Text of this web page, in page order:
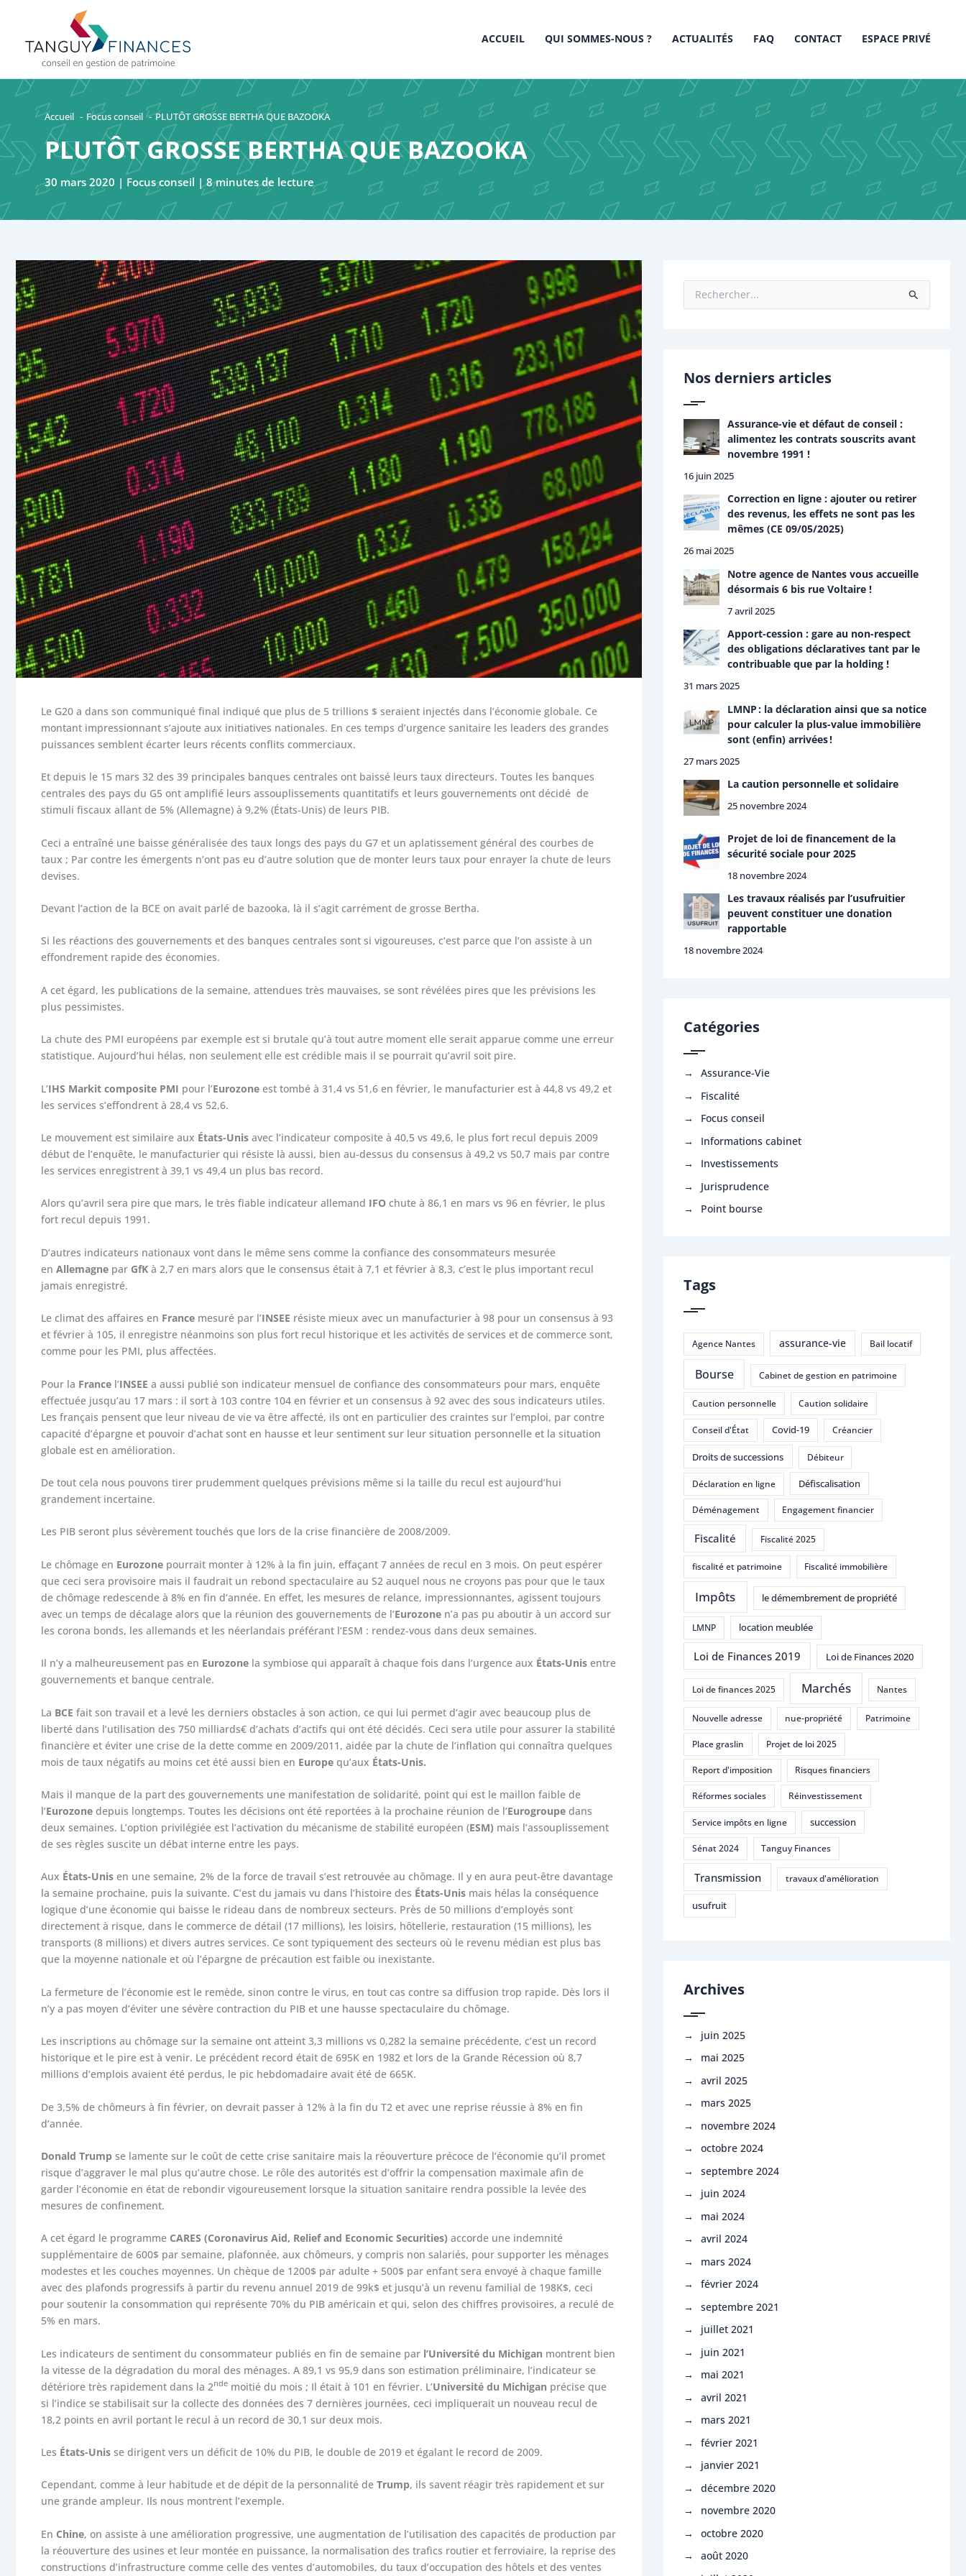
contenu
ACCUEIL QUI SOMMES-NOUS ? ACTUALITÉS FAQ CONTACT ESPACE PRIVÉ
Accueil Focus conseil PLUTÔT GROSSE BERTHA QUE BAZOOKA
PLUTÔT GROSSE BERTHA QUE BAZOOKA
30 mars 2020 | Focus conseil |8 minutes de lecture
Le G20 a dans son communiqué final indiqué que plus de 5 trillions $ seraient injectés dans l’économie globale. Ce
montant impressionnant s’ajoute aux initiatives nationales. En ces temps d’urgence sanitaire les leaders des grandes
puissances semblent écarter leurs récents conflits commerciaux.
Et depuis le 15 mars 32 des 39 principales banques centrales ont baissé leurs taux directeurs. Toutes les banques
centrales des pays du G5 ont amplifié leurs assouplissements quantitatifs et leurs gouvernements ont décidé de
stimuli fiscaux allant de 5% (Allemagne) à 9,2% (États-Unis) de leurs PIB.
Ceci a entraîné une baisse généralisée des taux longs des pays du G7 et un aplatissement général des courbes de
taux ; Par contre les émergents n’ont pas eu d’autre solution que de monter leurs taux pour enrayer la chute de leurs
devises.
Devant l’action de la BCE on avait parlé de bazooka, là il s’agit carrément de grosse Bertha.
Si les réactions des gouvernements et des banques centrales sont si vigoureuses, c’est parce que l’on assiste à un
effondrement rapide des économies.
A cet égard, les publications de la semaine, attendues très mauvaises, se sont révélées pires que les prévisions les
plus pessimistes.
La chute des PMI européens par exemple est si brutale qu’à tout autre moment elle serait apparue comme une erreur
statistique. Aujourd’hui hélas, non seulement elle est crédible mais il se pourrait qu’avril soit pire.
L’IHS Markit composite PMI pour l’Eurozone est tombé à 31,4 vs 51,6 en février, le manufacturier est à 44,8 vs 49,2 et
les services s’effondrent à 28,4 vs 52,6.
Le mouvement est similaire aux États-Unis avec l’indicateur composite à 40,5 vs 49,6, le plus fort recul depuis 2009
début de l’enquête, le manufacturier qui résiste là aussi, bien au-dessus du consensus à 49,2 vs 50,7 mais par contre
les services enregistrent à 39,1 vs 49,4 un plus bas record.
Alors qu’avril sera pire que mars, le très fiable indicateur allemand IFO chute à 86,1 en mars vs 96 en février, le plus
fort recul depuis 1991.
D’autres indicateurs nationaux vont dans le même sens comme la confiance des consommateurs mesurée
en Allemagne par GfK à 2,7 en mars alors que le consensus était à 7,1 et février à 8,3, c’est le plus important recul
jamais enregistré.
Le climat des affaires en France mesuré par l’INSEE résiste mieux avec un manufacturier à 98 pour un consensus à 93
et février à 105, il enregistre néanmoins son plus fort recul historique et les activités de services et de commerce sont,
comme pour les PMI, plus affectées.
Pour la France l’INSEE a aussi publié son indicateur mensuel de confiance des consommateurs pour mars, enquête
effectuée jusqu’au 17 mars : il sort à 103 contre 104 en février et un consensus à 92 avec des sous indicateurs utiles.
Les français pensent que leur niveau de vie va être affecté, ils ont en particulier des craintes sur l’emploi, par contre
capacité d’épargne et pouvoir d’achat sont en hausse et leur sentiment sur leur situation personnelle et la situation
globale est en amélioration.
De tout cela nous pouvons tirer prudemment quelques prévisions même si la taille du recul est aujourd’hui
grandement incertaine.
Les PIB seront plus sévèrement touchés que lors de la crise financière de 2008/2009.
Le chômage en Eurozone pourrait monter à 12% à la fin juin, effaçant 7 années de recul en 3 mois. On peut espérer
que ceci sera provisoire mais il faudrait un rebond spectaculaire au S2 auquel nous ne croyons pas pour que le taux
de chômage redescende à 8% en fin d’année. En effet, les mesures de relance, impressionnantes, agissent toujours
avec un temps de décalage alors que la réunion des gouvernements de l’Eurozone n’a pas pu aboutir à un accord sur
les corona bonds, les allemands et les néerlandais préférant l’ESM : rendez-vous dans deux semaines.
Il n’y a malheureusement pas en Eurozone la symbiose qui apparaît à chaque fois dans l’urgence aux États-Unis entre
gouvernements et banque centrale.
La BCE fait son travail et a levé les derniers obstacles à son action, ce qui lui permet d’agir avec beaucoup plus de
liberté dans l’utilisation des 750 milliards€ d’achats d’actifs qui ont été décidés. Ceci sera utile pour assurer la stabilité
financière et éviter une crise de la dette comme en 2009/2011, aidée par la chute de l’inflation qui connaîtra quelques
mois de taux négatifs au moins cet été aussi bien en Europe qu’aux États-Unis.
Mais il manque de la part des gouvernements une manifestation de solidarité, point qui est le maillon faible de
l’Eurozone depuis longtemps. Toutes les décisions ont été reportées à la prochaine réunion de l’Eurogroupe dans
deux semaines. L’option privilégiée est l’activation du mécanisme de stabilité européen (ESM) mais l’assouplissement
de ses règles suscite un débat interne entre les pays.
Aux États-Unis en une semaine, 2% de la force de travail s’est retrouvée au chômage. Il y en aura peut-être davantage
la semaine prochaine, puis la suivante. C’est du jamais vu dans l’histoire des États-Unis mais hélas la conséquence
logique d’une économie qui baisse le rideau dans de nombreux secteurs. Près de 50 millions d’employés sont
directement à risque, dans le commerce de détail (17 millions), les loisirs, hôtellerie, restauration (15 millions), les
transports (8 millions) et divers autres services. Ce sont typiquement des secteurs où le revenu médian est plus bas
que la moyenne nationale et où l’épargne de précaution est faible ou inexistante.
La fermeture de l’économie est le remède, sinon contre le virus, en tout cas contre sa diffusion trop rapide. Dès lors il
n’y a pas moyen d’éviter une sévère contraction du PIB et une hausse spectaculaire du chômage.
Les inscriptions au chômage sur la semaine ont atteint 3,3 millions vs 0,282 la semaine précédente, c’est un record
historique et le pire est à venir. Le précédent record était de 695K en 1982 et lors de la Grande Récession où 8,7
millions d’emplois avaient été perdus, le pic hebdomadaire avait été de 665K.
De 3,5% de chômeurs à fin février, on devrait passer à 12% à la fin du T2 et avec une reprise réussie à 8% en fin
d’année.
Donald Trump se lamente sur le coût de cette crise sanitaire mais la réouverture précoce de l’économie qu’il promet
risque d’aggraver le mal plus qu’autre chose. Le rôle des autorités est d’offrir la compensation maximale afin de
garder l’économie en état de rebondir vigoureusement lorsque la situation sanitaire rendra possible la levée des
mesures de confinement.
A cet égard le programme CARES (Coronavirus Aid, Relief and Economic Securities) accorde une indemnité
supplémentaire de 600$ par semaine, plafonnée, aux chômeurs, y compris non salariés, pour supporter les ménages
modestes et les couches moyennes. Un chèque de 1200$ par adulte + 500$ par enfant sera envoyé à chaque famille
avec des plafonds progressifs à partir du revenu annuel 2019 de 99k$ et jusqu’à un revenu familial de 198K$, ceci
pour soutenir la consommation qui représente 70% du PIB américain et qui, selon des chiffres provisoires, a reculé de
5% en mars.
Les indicateurs de sentiment du consommateur publiés en fin de semaine par l’Université du Michigan montrent bien
la vitesse de la dégradation du moral des ménages. A 89,1 vs 95,9 dans son estimation préliminaire, l’indicateur se
détériore très rapidement dans la 2nde moitié du mois ; Il était à 101 en février. L’Université du Michigan précise que
si l’indice se stabilisait sur la collecte des données des 7 dernières journées, ceci impliquerait un nouveau recul de
18,2 points en avril portant le recul à un record de 30,1 sur deux mois.
Les États-Unis se dirigent vers un déficit de 10% du PIB, le double de 2019 et égalant le record de 2009.
Cependant, comme à leur habitude et de dépit de la personnalité de Trump, ils savent réagir très rapidement et sur
une grande ampleur. Ils nous montrent l’exemple.
En Chine, on assiste à une amélioration progressive, une augmentation de l’utilisation des capacités de production par
la réouverture des usines et leur montée en puissance, la normalisation des trafics routier et ferroviaire, la reprise des
constructions d’infrastructure comme celle des ventes d’automobiles, du taux d’occupation des hôtels et des ventes
e
c
e
r
:
Nos derniers articles
Assurance-vie et défaut de conseil :
alimentez les contrats souscrits avant
novembre 1991 !
16 juin 2025
Correction en ligne : ajouter ou retirer
des revenus, les effets ne sont pas les
mêmes (CE 09/05/2025)
26 mai 2025
Notre agence de Nantes vous accueille
désormais 6 bis rue Voltaire !
7 avril 2025
Apport-cession : gare au non-respect
des obligations déclaratives tant par le
contribuable que par la holding !
31 mars 2025
LMNP : la déclaration ainsi que sa notice
pour calculer la plus-value immobilière
sont (enfin) arrivées !
27 mars 2025
La caution personnelle et solidaire
25 novembre 2024
Projet de loi de financement de la
sécurité sociale pour 2025
18 novembre 2024
Les travaux réalisés par l’usufruitier
peuvent constituer une donation
rapportable
18 novembre 2024
Catégories
Assurance-Vie
Fiscalité
Focus conseil
Informations cabinet
Investissements
Jurisprudence
Point bourse
Tags
Agence Nantes assurance-vie Bail locatif
Bourse Cabinet de gestion en patrimoine
Caution personnelle Caution solidaire
Conseil d'État Covid-19 Créancier
Droits de successions Débiteur
Déclaration en ligne Défiscalisation
Déménagement Engagement financier
Fiscalité Fiscalité 2025
fiscalité et patrimoine Fiscalité immobilière
Impôts le démembrement de propriété
LMNP location meublée
Loi de Finances 2019 Loi de Finances 2020
Loi de finances 2025 Marchés Nantes
Nouvelle adresse nue-propriété Patrimoine
Place graslin Projet de loi 2025
Report d'imposition Risques financiers
Réformes sociales Réinvestissement
Service impôts en ligne succession
Sénat 2024 Tanguy Finances
Transmission travaux d'amélioration
usufruit
Archives
juin 2025
mai 2025
avril 2025
mars 2025
novembre 2024
octobre 2024
septembre 2024
juin 2024
mai 2024
avril 2024
mars 2024
février 2024
septembre 2021
juillet 2021
juin 2021
mai 2021
avril 2021
mars 2021
février 2021
janvier 2021
décembre 2020
novembre 2020
octobre 2020
août 2020